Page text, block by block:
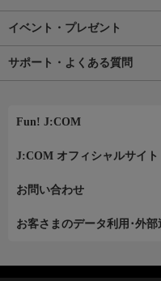
イベント・プレゼント
サポート・よくある質問
Fun! J:COM
J:COM オフィシャルサイト
お問い合わせ
お客さまのデータ利用･外部